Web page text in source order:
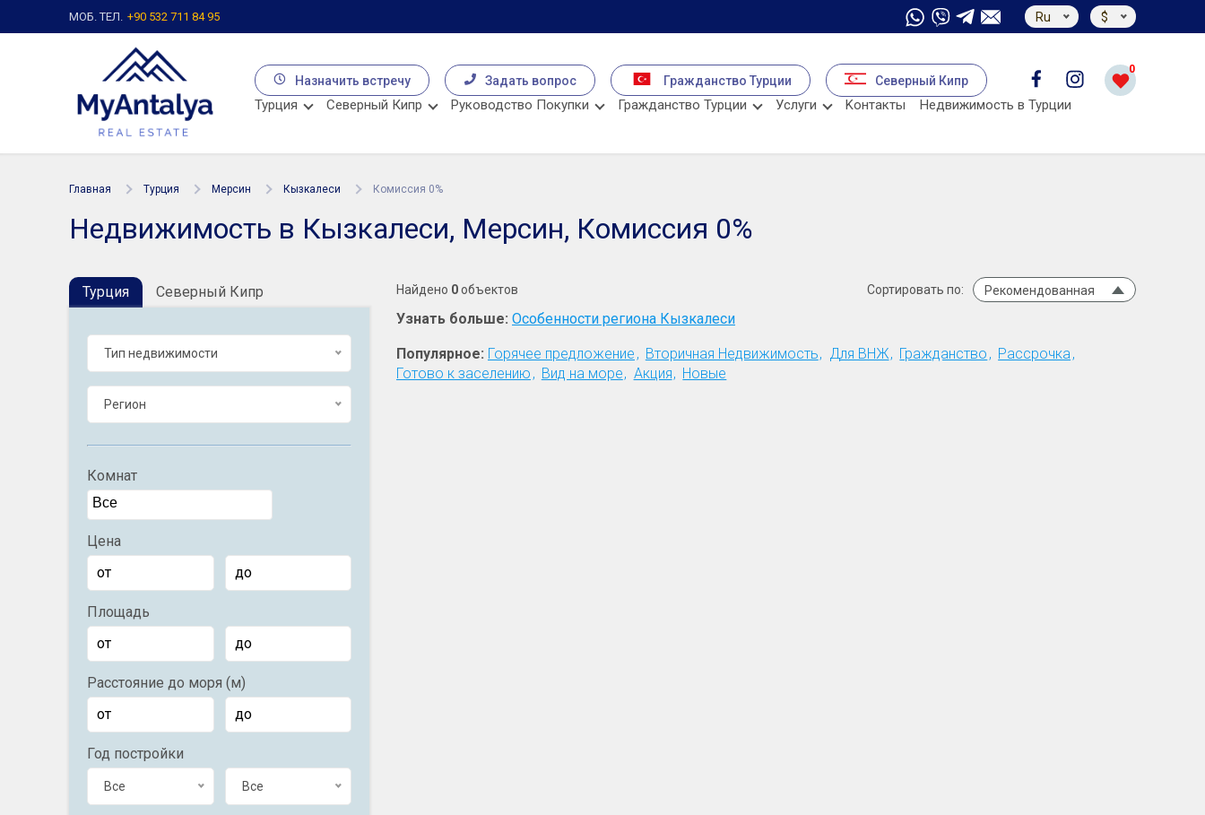
МОБ. ТЕЛ. +90 532 711 84 95 Ru $
Назначить встречу Задать вопрос Гражданство Турции Северный Кипр
0
Турция Северный Кипр Руководство Покупки Гражданство Турции Услуги Kонтакты Недвижимость в Турции
Главная Турция Мерсин Кызкалеси Комиссия 0%
Недвижимость в Кызкалеси, Мерсин, Комиссия 0%
Турция Северный Кипр
Тип недвижимости
Регион
Комнат
Цена
Площадь
Расстояние до моря (м)
Год постройки
Все Все
Найдено 0объектов Сортировать по: Рекомендованная
Узнать больше: Особенности региона Кызкалеси
Популярное: Горячее предложение Вторичная Недвижимость Для ВНЖ Гражданство
Рассрочка
Готово к заселению
Вид на море Акция Новые